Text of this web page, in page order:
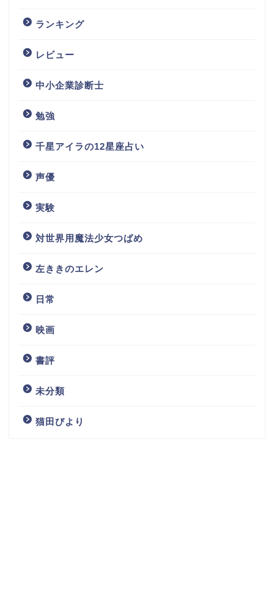
ランキング
レビュー
中小企業診断士
勉強
千星アイラの12星座占い
声優
実験
対世界用魔法少女つばめ
左ききのエレン
日常
映画
書評
未分類
猫田びより